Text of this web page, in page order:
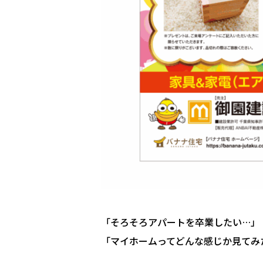
「そろそろアパートを卒業したい…」
「マイホームってどんな感じか見て